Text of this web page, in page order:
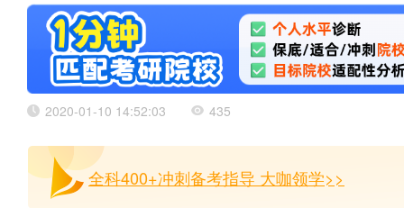
2020-01-10 14:52:03 435
全科400+冲刺备考指导 大咖领学>>